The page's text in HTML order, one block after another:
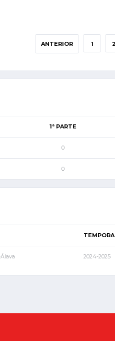
ANTERIOR 1 2
1ª PARTE
0
0
2024-2025